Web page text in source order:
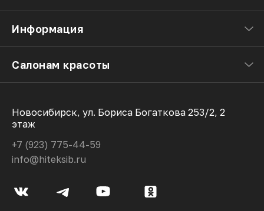
Информация
Салонам красоты
Новосибирск, ул. Бориса Богаткова 253/2, 2
этаж
+7 (923) 775-44-59
info@hiteksib.ru